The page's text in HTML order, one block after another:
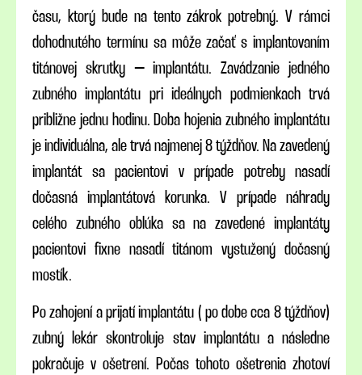
času, ktorý bude na tento zákrok potrebný. V rámci
dohodnutého termínu sa môže začať s implantovaním
titánovej skrutky – implantátu. Zavádzanie jedného
zubného implantátu pri ideálnych podmienkach trvá
približne jednu hodinu. Doba hojenia zubného implantátu
je individuálna, ale trvá najmenej 8 týždňov. Na zavedený
implantát sa pacientovi v prípade potreby nasadí
dočasná implantátová korunka. V prípade náhrady
celého zubného oblúka sa na zavedené implantáty
pacientovi fixne nasadí titánom vystužený dočasný
mostík.
Po zahojení a prijatí implantátu ( po dobe cca 8 týždňov)
zubný lekár skontroluje stav implantátu a následne
pokračuje v ošetrení. Počas tohoto ošetrenia zhotoví